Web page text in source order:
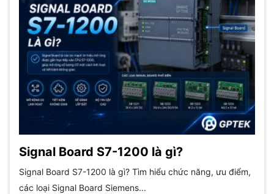
Signal Board S7-1200 là gì?
Signal Board S7-1200 là gì? Tìm hiểu chức năng, ưu điểm,
các loại Signal Board Siemens...